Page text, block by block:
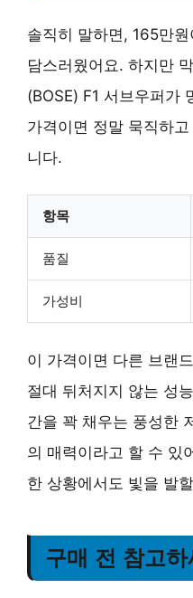
솔직히 말하면, 165만
담스러웠어요. 하지만
(BOSE) F1 서브우퍼가
가격이면 정말 묵직하
니다.
항목
품질
가성비
이 가격이면 다른 브랜
절대 뒤처지지 않는 성
간을 꽉 채우는 풍성한
의 매력이라고 할 수 있
한 상황에서도 빛을 발
구매 전 참고하